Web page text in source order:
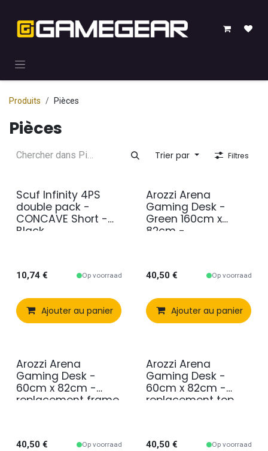
Produits Pièces
Pièces
Trier par Filtres
Scuf Infinity 4PS
double pack -
CONCAVE Short -
Black
10,74 € Op voorraad
Ajouter au panier Comparer Ajouter à
Arozzi Arena
Gaming Desk -
Green 160cm x
82cm -
40,50€ Op voorraad
Ajouter au panier
Arozzi Arena
Gaming Desk -
60cm x 82cm -
replacement frame
40,50 € Op voorraad
Arozzi Arena
Gaming Desk -
60cm x 82cm -
replacement top
40,50€ Op voorraad